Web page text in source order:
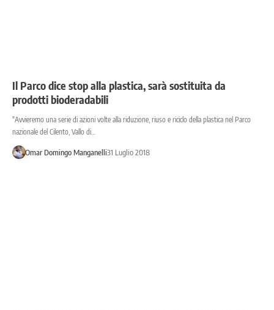
Il Parco dice stop alla plastica, sarà sostituita da
prodotti bioderadabili
"Avvieremo una serie di azioni volte alla riduzione, riuso e riciclo della plastica nel Parco
nazionale del Cilento, Vallo di…
Omar Domingo Manganelli31 Luglio 2018